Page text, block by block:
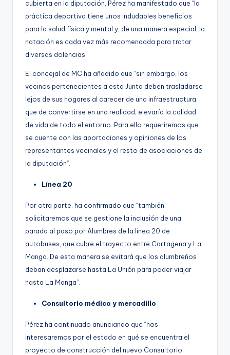
cubierta en la diputación, Pérez ha manifestado que “la
práctica deportiva tiene unos indudables beneficios
para la salud física y mental y, de una manera especial, la
natación es cada vez más recomendada para tratar
diversas dolencias”.
El concejal de MC ha añadido que “sin embargo, los
vecinos pertenecientes a esta Junta deben trasladarse
lejos de sus hogares al carecer de una infraestructura,
que de convertirse en una realidad, elevaría la calidad
de vida de todo el entorno. Para ello requeriremos que
se cuente con las aportaciones y opiniones de los
representantes vecinales y el resto de asociaciones de
la diputación”.
Línea 20
Por otra parte, ha confirmado que “también
solicitaremos que se gestione la inclusión de una
parada al paso por Alumbres de la línea 20 de
autobuses, que cubre el trayecto entre Cartagena y La
Manga. De esta manera se evitará que los alumbreños
deban desplazarse hasta La Unión para poder viajar
hasta La Manga”.
Consultorio médico y mercadillo
Pérez ha continuado anunciando que “nos
interesaremos por el estado en qué se encuentra el
proyecto de construcción del nuevo Consultorio